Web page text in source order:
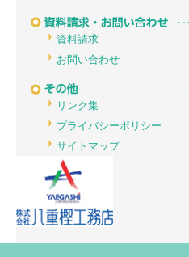
資料請求
お問い合わせ
リンク集
プライバシーポリシー
サイトマップ